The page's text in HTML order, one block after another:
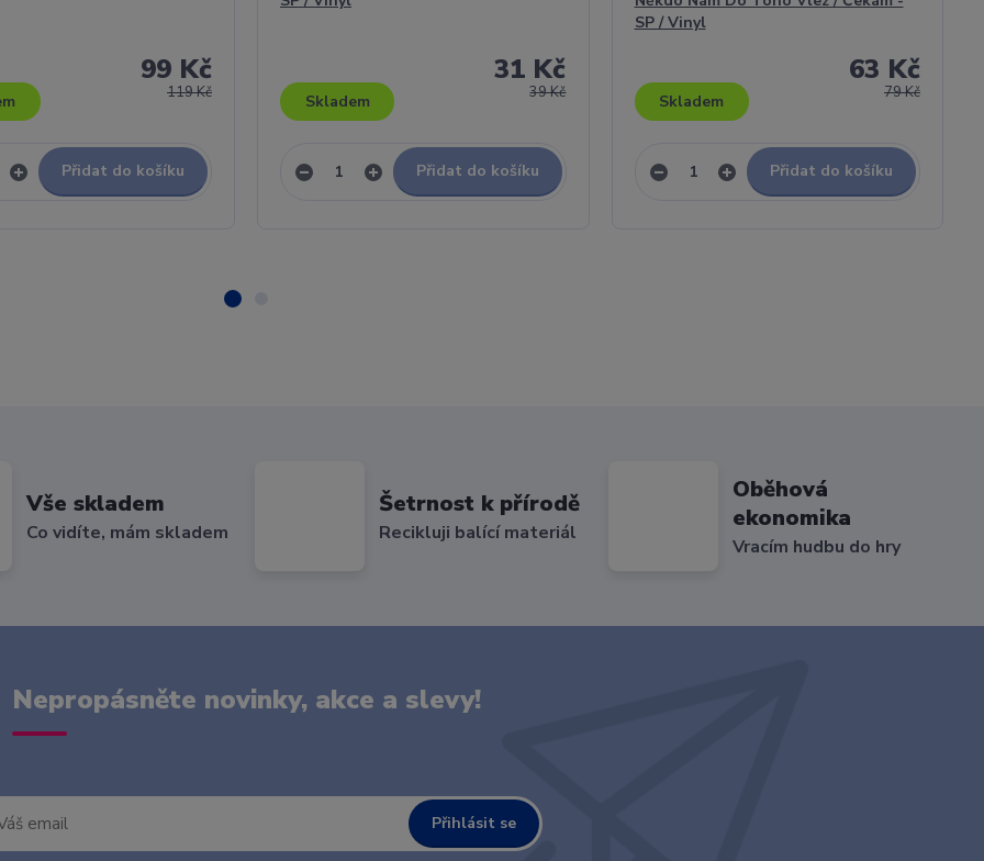
119 Kč
99 Kč
Přidat do košíku
39 Kč
31 Kč
Skladem
Přidat do košíku
SP / Vinyl
79 Kč
63 Kč
Skladem
Přidat do košíku
Vše skladem
Co vidíte, mám skladem
Šetrnost k přírodě
Recikluji balící materiál
Oběhová
ekonomika
Vracím hudbu do hry
Nepropásněte novinky, akce a slevy!
Přihlásit se